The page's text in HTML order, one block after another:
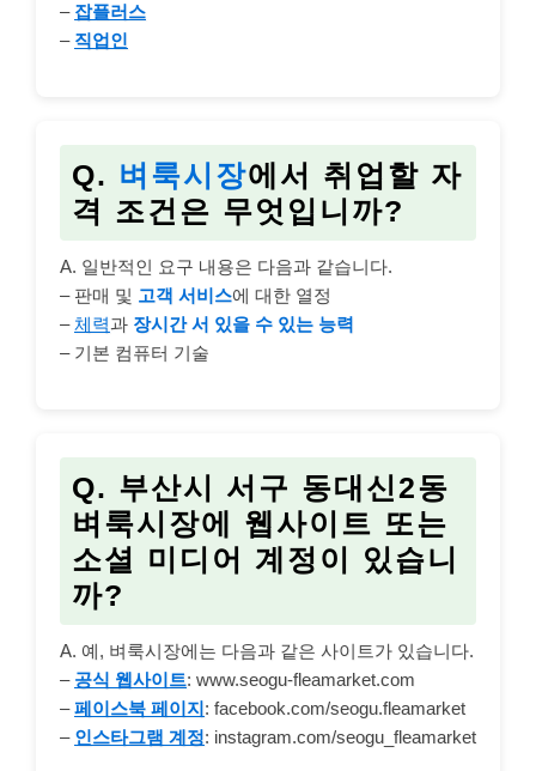
– 잡플러스
– 직업인
Q. 벼룩시장에서 취업할 자
격 조건은 무엇입니까?
A. 일반적인 요구 내용은 다음과 같습니다.
– 판매 및 고객 서비스에 대한 열정
– 체력과 장시간 서 있을 수 있는 능력
– 기본 컴퓨터 기술
Q. 부산시 서구 동대신2동
벼룩시장에 웹사이트 또는
소셜 미디어
계정이 있습니
까?
A. 예, 벼룩시장에는 다음과 같은 사이트가 있습니다.
– 공식 웹사이트: www.seogu-fleamarket.com
–페이스북 페이지: facebook.com/seogu.fleamarket
– 인스타그램 계정: instagram.com/seogu_fleamarket